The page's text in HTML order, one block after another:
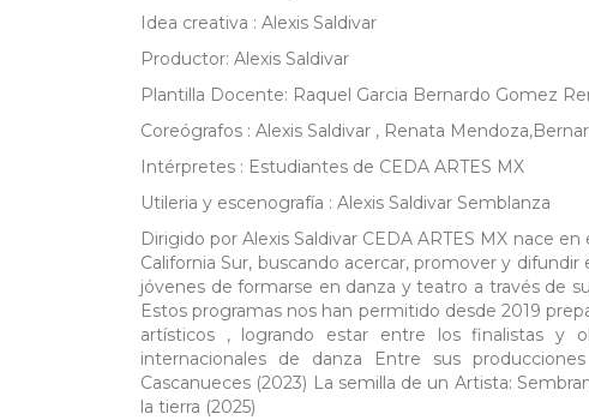
Idea creativa : Alexis Saldivar
Productor: Alexis Saldivar
Plantilla Docente: Raquel Garcia Bernardo Gomez
Coreógrafos : Alexis Saldivar , Renata
Intérpretes : Estudiantes de CEDA ARTES MX
Utileria y escenografía : Alexis Saldivar Semblanza
Dirigido por Alexis Saldivar CEDA ARTES MX nace
California Sur, buscando acercar, promover y
jóvenes de formarse en danza y teatro a través de
Estos programas nos han permitido desde 2019
artísticos , logrando estar entre los finalistas y
internacionales de danza Entre sus
Cascanueces (2023) La semilla de un Artista:
la tierra (2025)